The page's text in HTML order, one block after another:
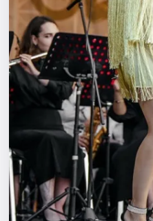
Площадки
Артисты
Рейтинги